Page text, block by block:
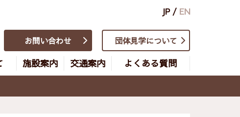
JP / EN
お問い合わせ 団体見学について
施設案内 交通案内 よくある質問